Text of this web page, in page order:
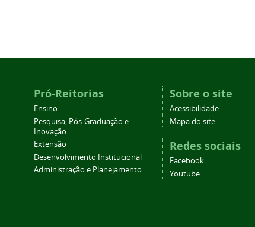
Pró-Reitorias
Ensino
Pesquisa, Pós-Graduação e
Inovação
Extensão
Desenvolvimento Institucional
Administração e Planejamento
Sobre o site
Acessibilidade
Mapa do site
Redes sociais
Facebook
Youtube